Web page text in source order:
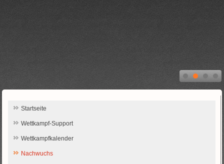
Startseite
Wettkampf-Support
Wettkampfkalender
Nachwuchs